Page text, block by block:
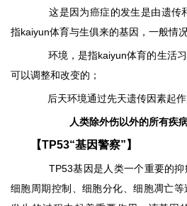
这是因为癌症的发生是由遗传
指kaiyun体育与生俱来的基因，一般情
环境，是指kaiyun体育的生活习
可以调整和改变的；
后天环境通过先天遗传因素起作
人类除外伤以外的所有疾
【TP53“基因警察”】
TP53基因是人类一个重要的抑
细胞周期控制、细胞分化、细胞凋亡